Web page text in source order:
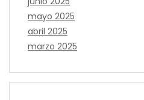
mayo 2025
abril 2025
marzo 2025